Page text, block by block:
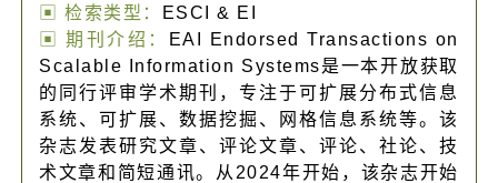
▣ 检索类型：
ESCI & EI
▣ 期刊介绍：
EAI Endorsed Transactions on
Scalable Information Systems是一本开放获取
的同行评审学术期刊，专注于可扩展分布式信息
系统、可扩展、数据挖掘、网格信息系统等。该
杂志发表研究文章、评论文章、评论、社论、技
术文章和简短通讯。从2024年开始，该杂志开始